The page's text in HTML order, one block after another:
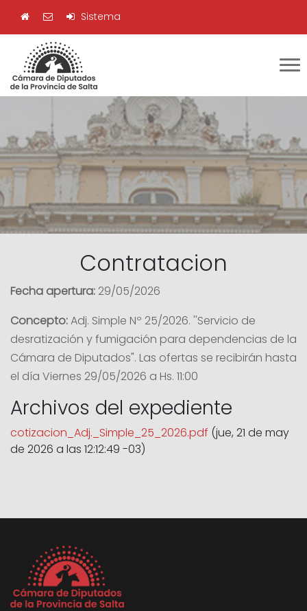
Sistema
Contratacion
Fecha apertura: 29/05/2026
Concepto:Adj. Simple Nº 25/2026. ''Servicio de
desratización y fumigación para dependencias de la
Cámara de Diputados". Las ofertas se recibirán hasta
el día Viernes 29/05/2026 a Hs. 11:00
Archivos del expediente
cotizacion_Adj._Simple_25_2026.pdf (jue, 21 de may
de 2026 a las 12:12:49 -03)